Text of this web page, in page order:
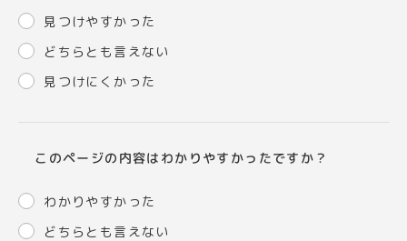
見つけやすかった
どちらとも言えない
見つけにくかった
このページの内容はわかりやすかったですか？
わかりやすかった
どちらとも言えない